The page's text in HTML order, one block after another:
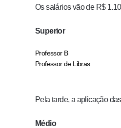
Os salários vão de R$
Superior
Professor B
Professor de Libras
Pela tarde, a aplicação
Médio